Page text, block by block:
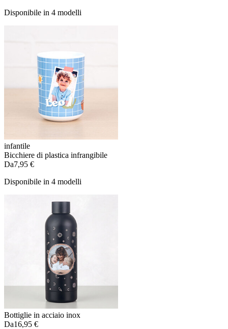
Disponibile in 4 modelli
infantile
Bicchiere di plastica infrangibile
Da7,95 €
Disponibile in 4 modelli
Bottiglie in acciaio inox
Da16,95 €